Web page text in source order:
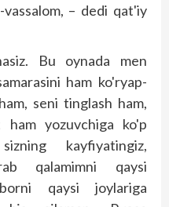
– dedi qat'iy
Bu oynada men
ham ko'ryap­
seni tinglash ham,
ham yozuvchiga ko'p
kayfiyatingiz,
qalamimni qaysi
qaysi joylariga